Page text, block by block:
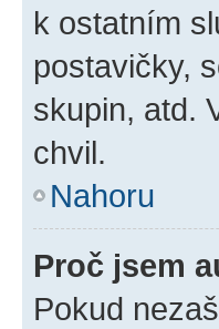
k ostatním
postavičky,
skupin, atd.
chvil.
Nahoru
Proč jsem
Pokud